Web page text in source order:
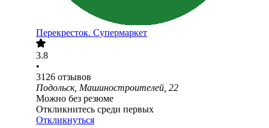
Перекресток. Супермаркет
3.8
•
3126 отзывов
Подольск, Машиностроителей, 22
Можно без резюме
Откликнитесь среди первых
Откликнуться